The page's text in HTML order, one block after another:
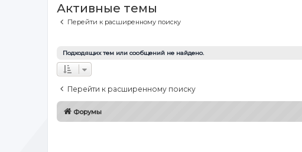
Активные темы
Перейти к расширенному поиску
Подходящих тем или сообщений не найдено.
Перейти к расширенному поиску
Форумы